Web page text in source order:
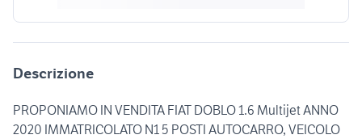
Descrizione
PROPONIAMO IN VENDITA FIAT DOBLO 1.6 Multijet ANNO
2020 IMMATRICOLATO N1 5 POSTI AUTOCARRO, VEICOLO